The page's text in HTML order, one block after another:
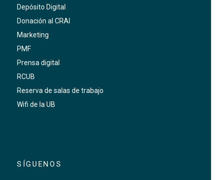
Depósito Digital
Donación al CRAI
Marketing
PMF
Prensa digital
RCUB
Reserva de salas de trabajo
Wifi de la UB
SÍGUENOS